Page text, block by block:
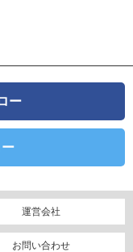
ー
運営会社
お問い合わせ